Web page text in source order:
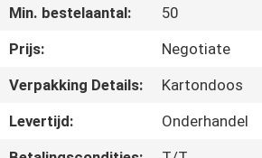
KWALITEITSCONTROLE
CONTACTEER
ONS
Min. bestelaantal:
50
Prijs:
Negotiate
Verpakking Details:
Kartondoos
Levertijd:
Onderhandel